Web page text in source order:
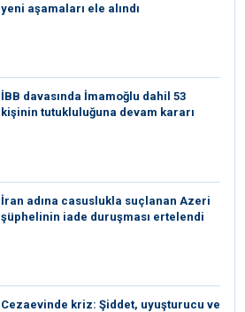
yeni aşamaları ele alındı
İBB davasında İmamoğlu dahil 53
kişinin tutukluluğuna devam kararı
İran adına casuslukla suçlanan Azeri
şüphelinin iade duruşması ertelendi
Cezaevinde kriz: Şiddet, uyuşturucu ve